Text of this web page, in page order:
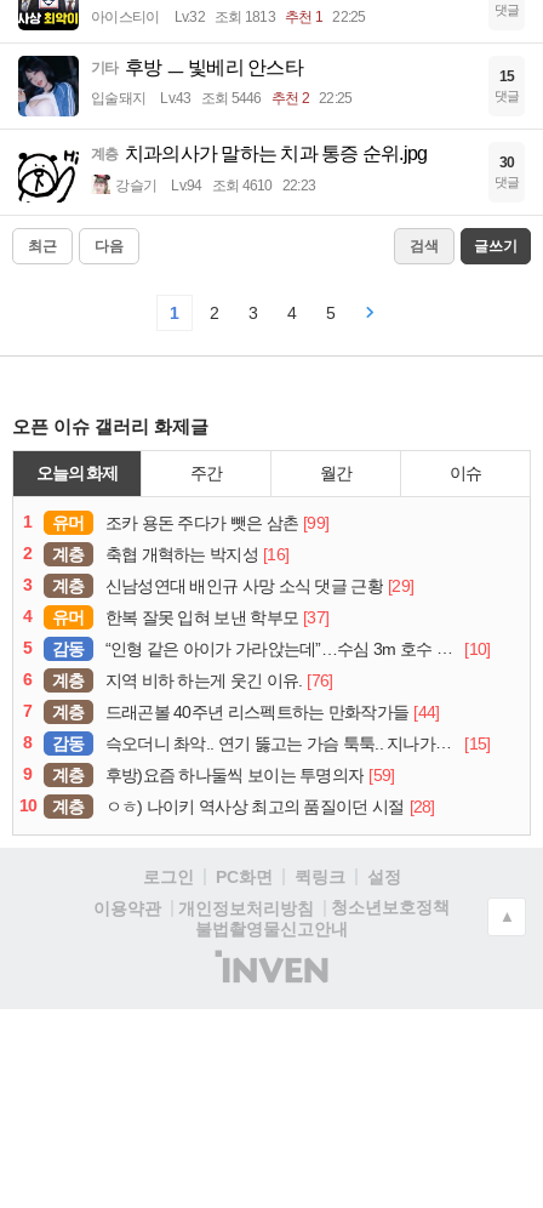
아이스티이 Lv.32 조회 1813 추천 1 22:25 댓글
기타 후방 ㅡ 빛베리 안스타
입술돼지 Lv.43 조회 5446 추천 2 22:25
15
댓글
계층 치과의사가 말하는 치과 통증 순위.jpg
강슬기 Lv.94 조회 4610 22:23
30
댓글
최근 다음 검색 글쓰기
1 2 3 4 5
오픈 이슈 갤러리 화제글
오늘의 화제 주간 월간 이슈
1 유머 조카 용돈 주다가 뺏은 삼촌 [99]
2
계층 축협 개혁하는 박지성 [16]
3
계층 신남성연대 배인규 사망 소식 댓글 근황 [29]
4
유머 한복 잘못 입혀 보낸 학부모 [37]
5
감동 “인형 같은 아이가 가라앉는데”…수심 3m 호수 뛰어든 60대 의인
[10]
6
계층 지역 비하 하는게 웃긴 이유. [76]
7
계층 드래곤볼 40주년 리스펙트하는 만화작가들 [44]
8
감동 슥오더니 촤악.. 연기 뚫고는 가슴 툭툭.. 지나가던 아재의 정체
[15]
9
계층 후방)요즘 하나둘씩 보이는 투명의자 [59]
10
계층 ㅇㅎ) 나이키 역사상 최고의 품질이던 시절 [28]
로그인 PC화면 퀵링크
설정
이용약관
개인정보처리방침
청소년보호정책
불법촬영물신고안내
(주)
인
▲